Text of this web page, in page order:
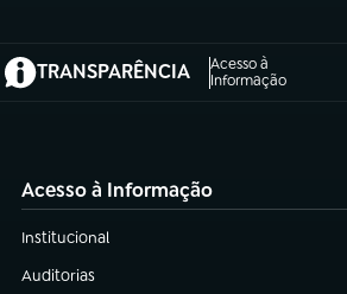
TRANSPARÊNCIA
Acesso à
Informação
(abre em nova aba)
Acesso à Informação
Institucional
(abre em nova aba)
Auditorias
(abre em nova aba)